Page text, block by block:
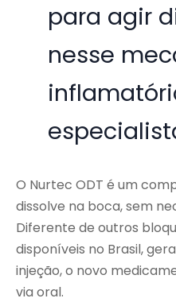
para agir
nesse
O Nurtec ODT é um
dissolve na boca, sem
Diferente de outros
disponíveis no Brasil,
injeção, o novo
via oral.